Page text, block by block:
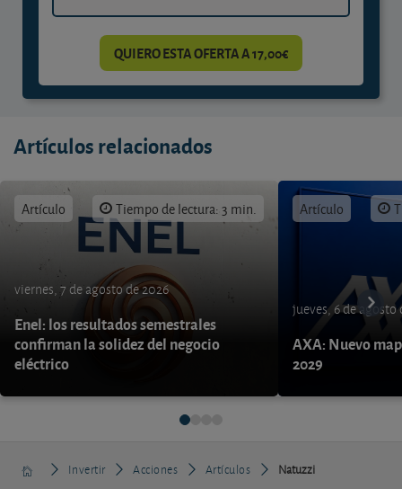
QUIERO ESTA OFERTA A 17,00€
Artículos relacionados
Artículo Tiempo de lectura: 3 min.
viernes, 7 de agosto de 2026
Enel: los resultados semestrales
confirman la solidez del negocio
eléctrico
Artículo
jueves, 6 de agosto
AXA: Nuevo
2029
Invertir Acciones Artículos Natuzzi